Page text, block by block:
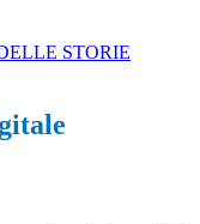
STORIE